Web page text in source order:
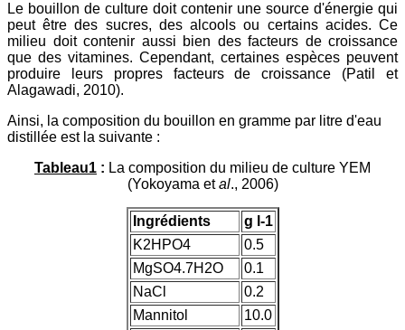
Le bouillon de culture doit contenir une source d'énergie qui
peut être des sucres, des alcools ou certains acides. Ce
milieu doit contenir aussi bien des facteurs de croissance
que des vitamines. Cependant, certaines espèces peuvent
produire leurs propres facteurs de croissance (Patil et
Alagawadi, 2010).
Ainsi, la composition du bouillon en gramme par litre d'eau
distillée est la suivante :
Tableau1 : La composition du milieu de culture YEM
(Yokoyama etal., 2006)
Ingrédients
g l-1
K2HPO4
0.5
MgSO4.7H2O
0.1
NaCl
0.2
Mannitol
10.0